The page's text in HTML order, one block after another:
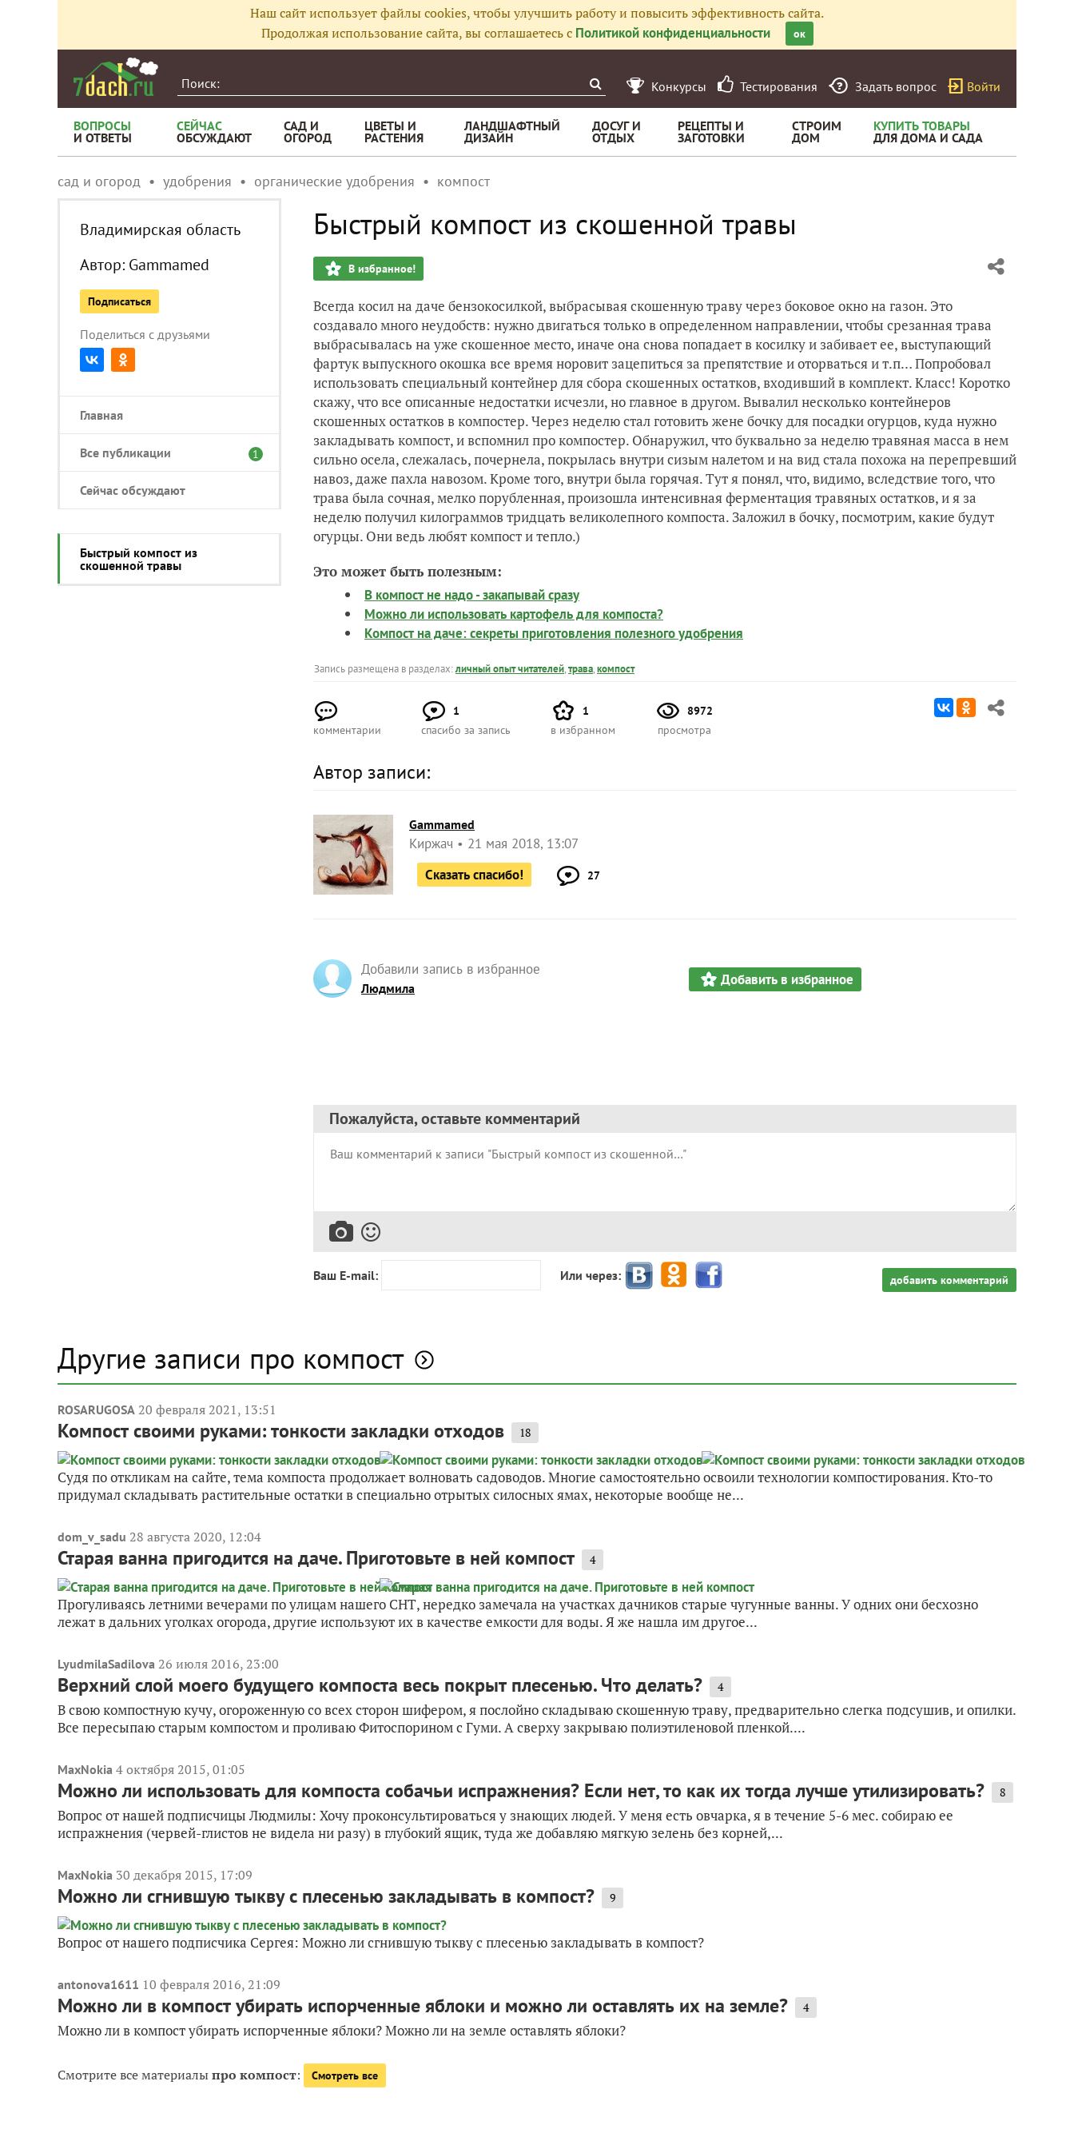
Наш сайт использует файлы cookies, чтобы улучшить работу и повысить эффективность сайта.
Продолжая использование сайта, вы соглашаетесь с Политикой конфиденциальности ок
Конкурсы Тестирования Задать вопрос Войти
ВОПРОСЫ
И ОТВЕТЫ
СЕЙЧАС
ОБСУЖДАЮТ
САД И
ОГОРОД
ЦВЕТЫ И
РАСТЕНИЯ
ЛАНДШАФТНЫЙ
ДИЗАЙН
ДОСУГ И
ОТДЫХ
РЕЦЕПТЫ И
ЗАГОТОВКИ
СТРОИМ
ДОМ
КУПИТЬ ТОВАРЫ
ДЛЯ ДОМА И САДА
сад и огород удобрения органические удобрения компост
Владимирская область
Автор: Gammamed
Подписаться
Поделиться с друзьями
Главная
Все публикации 1
Сейчас обсуждают
Быстрый компост из
скошенной травы
Быстрый компост из скошенной травы
В избранное!
Всегда косил на даче бензокосилкой, выбрасывая скошенную траву через боковое окно на газон. Это
создавало много неудобств: нужно двигаться только в определенном направлении, чтобы срезанная трава
выбрасывалась на уже скошенное место, иначе она снова попадает в косилку и забивает ее, выступающий
фартук выпускного окошка все время норовит зацепиться за препятствие и оторваться и т.п… Попробовал
использовать специальный контейнер для сбора скошенных остатков, входивший в комплект. Класс! Коротко
скажу, что все описанные недостатки исчезли, но главное в другом. Вывалил несколько контейнеров
скошенных остатков в компостер. Через неделю стал готовить жене бочку для посадки огурцов, куда нужно
закладывать компост, и вспомнил про компостер. Обнаружил, что буквально за неделю травяная масса в нем
сильно осела, слежалась, почернела, покрылась внутри сизым налетом и на вид стала похожа на перепревший
навоз, даже пахла навозом. Кроме того, внутри была горячая. Тут я понял, что, видимо, вследствие того, что
трава была сочная, мелко порубленная, произошла интенсивная ферментация травяных остатков, и я за
неделю получил килограммов тридцать великолепного компоста. Заложил в бочку, посмотрим, какие будут
огурцы. Они ведь любят компост и тепло.)
Это может быть полезным:
В компост не надо - закапывай сразу
Можно ли использовать картофель для компоста?
Компост на даче: секреты приготовления полезного удобрения
Запись размещена в разделах:личный опыт читателей,трава,компост
комментарии
1
спасибо за запись
1
в избранном
8972
просмотра
Автор записи:
Gammamed
Киржач
21 мая 2018, 13:07
Сказать спасибо!
27
Добавили запись в избранное
Людмила Добавить в избранное
Пожалуйста, оставьте комментарий
Ваш E-mail: Или через: добавить комментарий
Другие записи про компост
ROSARUGOSA 20 февраля 2021, 13:51
Компост своими руками: тонкости закладки отходов 18
Судя по откликам на сайте, тема компоста продолжает волновать садоводов. Многие самостоятельно освоили технологии компостирования. Кто-то
придумал складывать растительные остатки в специально отрытых силосных ямах, некоторые вообще не...
dom_v_sadu 28 августа 2020, 12:04
Старая ванна пригодится на даче. Приготовьте в ней компост 4
Прогуливаясь летними вечерами по улицам нашего СНТ, нередко замечала на участках дачников старые чугунные ванны. У одних они бесхозно
лежат в дальних уголках огорода, другие используют их в качестве емкости для воды. Я же нашла им другое...
LyudmilaSadilova 26 июля 2016, 23:00
Верхний слой моего будущего компоста весь покрыт плесенью. Что делать? 4
В свою компостную кучу, огороженную со всех сторон шифером, я послойно складываю скошенную траву, предварительно слегка подсушив, и опилки.
Все пересыпаю старым компостом и проливаю Фитоспорином с Гуми. А сверху закрываю полиэтиленовой пленкой....
MaxNokia 4 октября 2015, 01:05
Можно ли использовать для компоста собачьи испражнения? Если нет, то как их тогда лучше утилизировать? 8
Вопрос от нашей подписчицы Людмилы: Хочу проконсультироваться у знающих людей. У меня есть овчарка, я в течение 5-6 мес. собираю ее
испражнения (червей-глистов не видела ни разу) в глубокий ящик, туда же добавляю мягкую зелень без корней,...
MaxNokia 30 декабря 2015, 17:09
Можно ли сгнившую тыкву с плесенью закладывать в компост? 9
Вопрос от нашего подписчика Сергея: Можно ли сгнившую тыкву с плесенью закладывать в компост?
antonova1611 10 февраля 2016, 21:09
Можно ли в компост убирать испорченные яблоки и можно ли оставлять их на земле? 4
Можно ли в компост убирать испорченные яблоки? Можно ли на земле оставлять яблоки?
Смотрите все материалыпро компост: Смотреть все